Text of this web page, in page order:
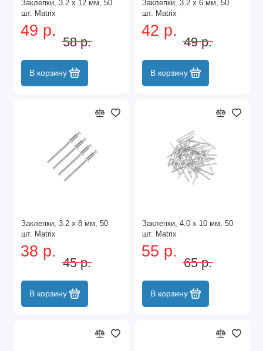
Заклепки, 3.2 х 12 мм, 50
шт. Matrix
49 р.
58 р.
В корзину
Заклепки, 3.2 х 6 мм, 50
шт. Matrix
42 р.
49 р.
В корзину
Заклепки, 3.2 х 8 мм, 50
шт. Matrix
38 р.
45 р.
В корзину
Заклепки, 4.0 х 10 мм, 50
шт. Matrix
55 р.
65 р.
В корзину